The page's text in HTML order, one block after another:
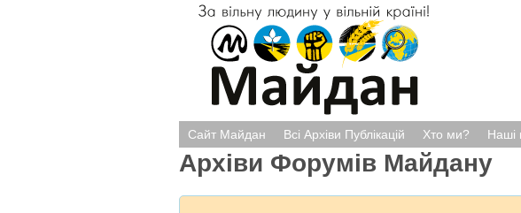
Сайт Майдан Всі Архіви Публікацій Хто ми? Наші
Архіви Форумів Майдану